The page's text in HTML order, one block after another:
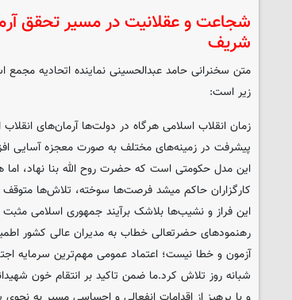
شجاعت و عقلانیت در مسیر تحقق
شریف
متن سخنرانی حامد عبدالحسینی نماینده اتحادیه مجمع
زیر است:
زمان انقلاب اسلامی هرگاه در دولت‌ها آرمان‌های
پیشرفت در زمینه‌های مختلف به صورت معجزه آسایی
این مدل حکومتی است که حضرت روح الله بنا نهاد، اما
کارگزاران حاکم میشد فرصت‌ها سوخته، تلاش‌ها
این فراز و نشیب‌ها بلاشک برآیند جمهوری اسلامی
رهنمودهای حضرتعالی خطاب به مدیران عالی کشور
آزمون و خطا نیست؛ اعتماد عمومی مهم‌ترین سرمایه
شبانه روز تلاش کرد.ما ضمن تاکید بر انتقام خون